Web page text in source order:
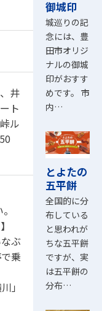
井
ト
ル
ぶ
乗
」
御城印
城巡りの記
念には、豊
田市オリジ
ナルの御城
印がおすす
めです。 市
内…
とよたの
五平餅
全国的に分
布している
と思われが
ちな五平餅
ですが、実
は五平餅の
分布…